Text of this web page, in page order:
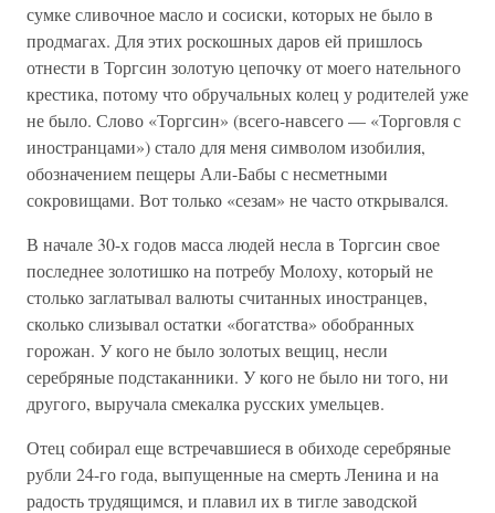
сумке сливочное масло и сосиски, которых не было в
продмагах. Для этих роскошных даров ей пришлось
отнести в Торгсин золотую цепочку от моего нательного
крестика, потому что обручальных колец у родителей уже
не было. Слово «Торгсин» (всего-навсего — «Торговля с
иностранцами») стало для меня символом изобилия,
обозначением пещеры Али-Бабы с несметными
сокровищами. Вот только «сезам» не часто открывался.
В начале 30-х годов масса людей несла в Торгсин свое
последнее золотишко на потребу Молоху, который не
столько заглатывал валюты считанных иностранцев,
сколько слизывал остатки «богатства» обобранных
горожан. У кого не было золотых вещиц, несли
серебряные подстаканники. У кого не было ни того, ни
другого, выручала смекалка русских умельцев.
Отец собирал еще встречавшиеся в обиходе серебряные
рубли 24-го года, выпущенные на смерть Ленина и на
радость трудящимся, и плавил их в тигле заводской